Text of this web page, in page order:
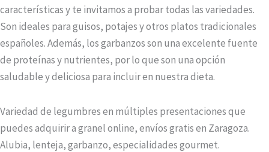
características y te invitamos a probar todas las variedades.
Son ideales para guisos, potajes y otros platos tradicionales
españoles. Además, los garbanzos son una excelente fuente
de proteínas y nutrientes, por lo que son una opción
saludable y deliciosa para incluir en nuestra dieta.
Variedad de legumbres en múltiples presentaciones que
puedes adquirir a granel online, envíos gratis en Zaragoza.
Alubia, lenteja, garbanzo, especialidades gourmet.